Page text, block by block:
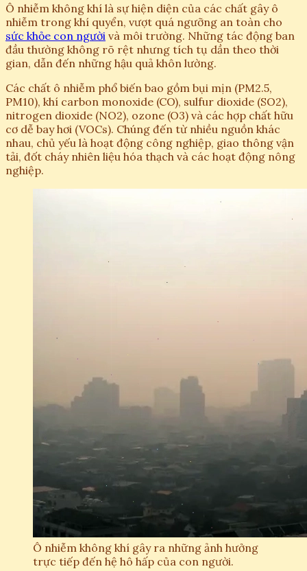
Ô nhiễm không khí là sự hiện diện của các chất gây ô
nhiễm trong khí quyển, vượt quá ngưỡng an toàn cho
sức khỏe con người và môi trường. Những tác động ban
đầu thường không rõ rệt nhưng tích tụ dần theo thời
gian, dẫn đến những hậu quả khôn lường.
Các chất ô nhiễm phổ biến bao gồm bụi mịn (PM2.5,
PM10), khí carbon monoxide (CO), sulfur dioxide (SO2),
nitrogen dioxide (NO2), ozone (O3) và các hợp chất hữu
cơ dễ bay hơi (VOCs). Chúng đến từ nhiều nguồn khác
nhau, chủ yếu là hoạt động công nghiệp, giao thông vận
tải, đốt cháy nhiên liệu hóa thạch và các hoạt động nông
nghiệp.
Ô nhiễm không khí gây ra những ảnh hưởng
trực tiếp đến hệ hô hấp của con người.